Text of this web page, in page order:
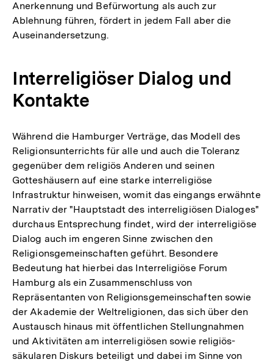
Anerkennung und Befürwortung als auch zur
Ablehnung führen, fördert in jedem Fall aber die
Auseinandersetzung.
Interreligiöser Dialog und
Kontakte
Während die Hamburger Verträge, das Modell des
Religionsunterrichts für alle und auch die Toleranz
gegenüber dem religiös Anderen und seinen
Gotteshäusern auf eine starke interreligiöse
Infrastruktur hinweisen, womit das eingangs erwähnte
Narrativ der "Hauptstadt des interreligiösen Dialoges"
durchaus Entsprechung findet, wird der interreligiöse
Dialog auch im engeren Sinne zwischen den
Religionsgemeinschaften geführt. Besondere
Bedeutung hat hierbei das Interreligiöse Forum
Hamburg als ein Zusammenschluss von
Repräsentanten von Religionsgemeinschaften sowie
der Akademie der Weltreligionen, das sich über den
Austausch hinaus mit öffentlichen Stellungnahmen
und Aktivitäten am interreligiösen sowie religiös-
säkularen Diskurs beteiligt und dabei im Sinne von